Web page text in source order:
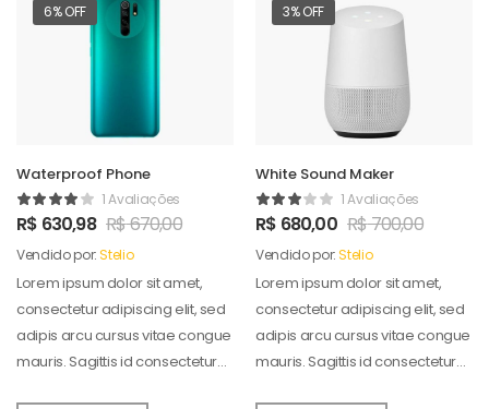
6% OFF
Waterproof Phone
1 Avaliações
R$ 630,98 R$670,00
Vendido por:Stelio
Lorem ipsum dolor sit amet,
consectetur adipiscing elit, sed
adipis arcu cursus vitae congue
mauris. Sagittis id consectetur
3% OFF
White Sound Maker
1 Avaliações
R$ 680,00 R$700,00
Vendido por:Stelio
Lorem ipsum dolor sit amet,
consectetur adipiscing elit, sed
adipis arcu cursus vitae congue
mauris. Sagittis id consectetur